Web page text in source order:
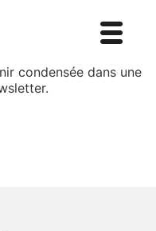
condensée dans une